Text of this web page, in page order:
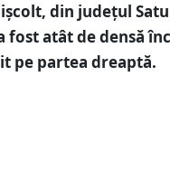
din județul
fost atât de densă
pe partea dreaptă.